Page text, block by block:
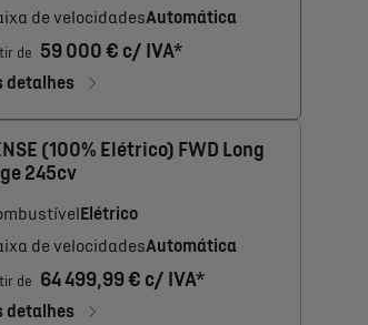
de velocidadesAutomática
de 59 000 € c/ IVA*
detalhes
(100% Elétrico) FWD Long
245cv
Elétrico
de velocidadesAutomática
de 64 499,99 € c/ IVA*
detalhes